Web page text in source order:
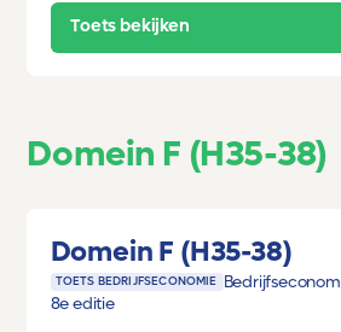
Toets bekijken
Domein F (H35-38)
Domein F (H35-38)
TOETS BEDRIJFSECONOMIE
8e editie